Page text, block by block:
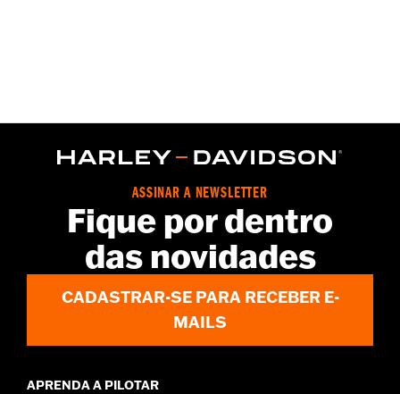
ASSINAR A NEWSLETTER
Fique por dentro
das novidades
CADASTRAR-SE PARA RECEBER E-
MAILS
APRENDA A PILOTAR